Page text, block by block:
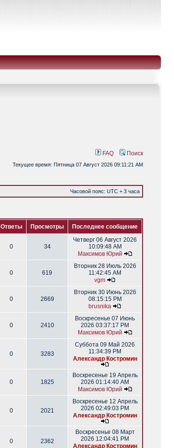
FAQ Поиск
Текущее время: Пятница 07 Август 2026 09:11:21 AM
Часовой пояс: UTC + 3 часа
Ответы Просмотры Последнее сообщение
0 34
Четверг 06 Август 2026
10:09:48 AM
Максимов Юрий
0 619
Вторник 28 Июль 2026
11:42:45 AM
vgm
0 2669
Вторник 30 Июнь 2026
08:15:15 PM
brusnika
0 2410
Воскресенье 07 Июнь
2026 03:37:17 PM
Максимов Юрий
0 3283
Суббота 09 Май 2026
11:34:39 PM
Александр Костромин
0 1825
Воскресенье 19 Апрель
2026 01:14:40 AM
Максимов Юрий
0 2021
Воскресенье 12 Апрель
2026 02:49:03 PM
Александр Костромин
0 2362
Воскресенье 08 Март
2026 12:04:41 PM
Александр Костромин